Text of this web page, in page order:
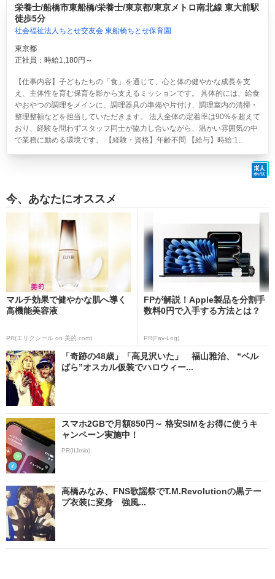
栄養士/船橋市東船橋/栄養士/東京都/東京メトロ南北線 東大前駅
徒歩5分
社会福祉法人ちとせ交友会 東船橋ちとせ保育園
東京都
正社員：時給1,180円～
【仕事内容】子どもたちの「食」を通じて、心と体の健やかな成長を支
え、主体性を育む保育を影から支えるミッションです。 具体的には、給食
やおやつの調理をメインに、調理器具の準備や片付け、調理室内の清掃・
整理整頓などを担当していただきます。 法人全体の定着率は90%を超えて
おり、経験を問わずスタッフ同士が協力し合いながら、温かい雰囲気の中
で業務に励める環境です。 【経験・資格】年齢不問 【給与】時給:1...
今、あなたにオススメ
マルチ効果で健やかな肌へ導く
高機能美容液
PR(エリクシール on 美的.com)
FPが解説！Apple製品を分割手
数料0円で入手する方法とは？
PR(Fav-Log)
「奇跡の48歳」「高見沢いた」 福山雅治、 “ベル
ばら”オスカル仮装でハロウィー...
スマホ2GBで月額850円～ 格安SIMをお得に使うキ
ャンペーン実施中！
PR(IIJmio)
高橋みなみ、FNS歌謡祭でT.M.Revolutionの黒テー
プ衣装に変身 強風...